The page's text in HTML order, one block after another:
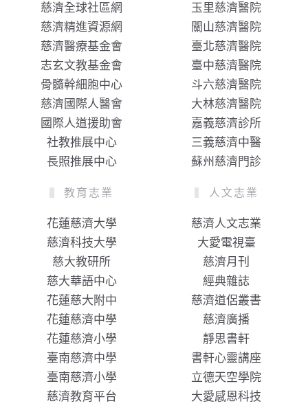
慈濟全球社區網
慈濟精進資源網
慈濟醫療基金會
志玄文教基金會
骨髓幹細胞中心
慈濟國際人醫會
國際人道援助會
社教推展中心
長照推展中心
玉里慈濟醫院
關山慈濟醫院
臺北慈濟醫院
臺中慈濟醫院
斗六慈濟醫院
大林慈濟醫院
嘉義慈濟診所
三義慈濟中醫
蘇州慈濟門診
教育志業
花蓮慈濟大學
慈濟科技大學
慈大教研所
慈大華語中心
花蓮慈大附中
花蓮慈濟中學
花蓮慈濟小學
臺南慈濟中學
臺南慈濟小學
慈濟教育平台
人文志業
慈濟人文志業
大愛電視臺
慈濟月刊
經典雜誌
慈濟道侶叢書
慈濟廣播
靜思書軒
書軒心靈講座
立德天空學院
大愛感恩科技